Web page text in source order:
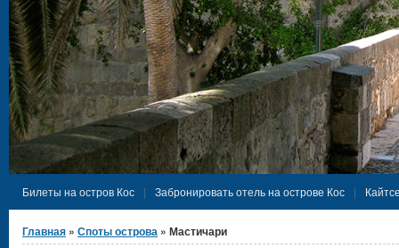
Билеты на остров Кос Забронировать отель на острове Кос
Вы здесь
Главная » Споты острова » Мастичари